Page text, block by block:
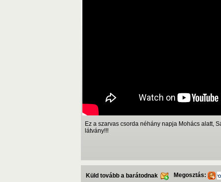
Ez a szarvas csorda néhány napja Mohács alatt,
látvány!!!
Küld tovább a barátodnak Megosztás: